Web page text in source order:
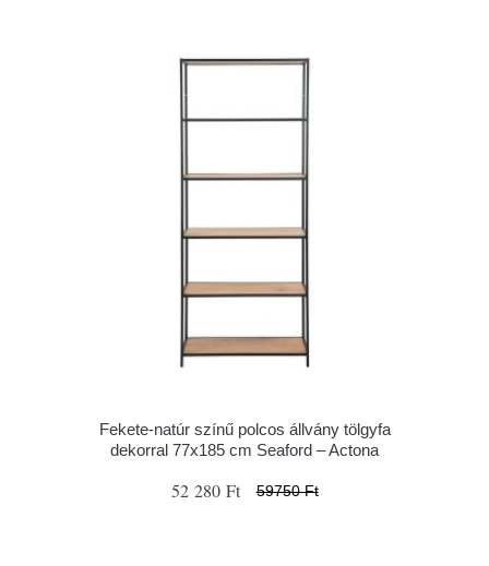
Fekete-natúr színű polcos állvány tölgyfa
dekorral 77x185 cm Seaford – Actona
52 280 Ft 59750 Ft